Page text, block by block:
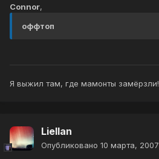
Connor,
оффтоп
Я выжил там, где мамонты замёрзли!
Liellan
Опубликовано 10 марта, 2007